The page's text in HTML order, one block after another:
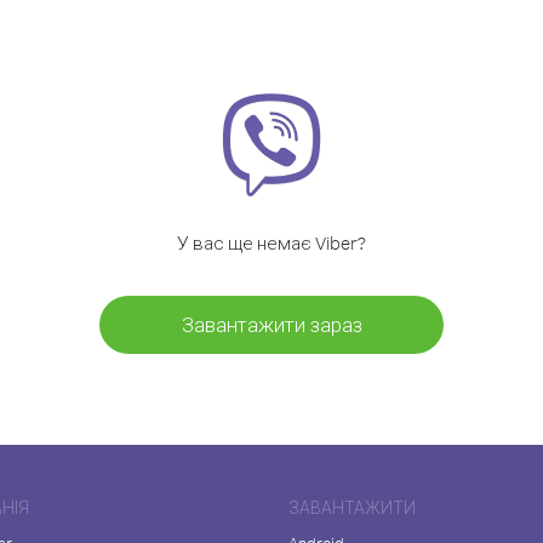
У вас ще немає Viber?
Завантажити зараз
ЗАВАНТАЖИТИ